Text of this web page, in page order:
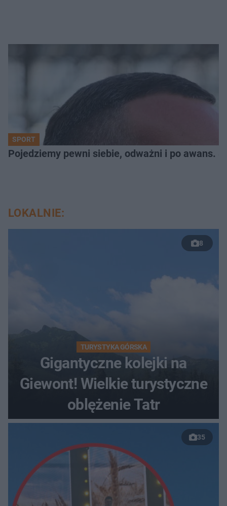
SPORT
Pojedziemy pewni siebie, odważni i po awans.
LOKALNIE:
8
TURYSTYKA GÓRSKA
Gigantyczne kolejki na
Giewont! Wielkie turystyczne
oblężenie Tatr
35